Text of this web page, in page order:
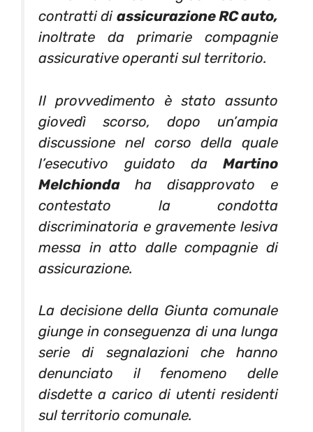
contratti di assicurazione RC auto,
inoltrate da primarie compagnie
assicurative operanti sul territorio.
Il provvedimento è stato assunto
giovedì scorso, dopo un’ampia
discussione nel corso della quale
l’esecutivo guidato da Martino
Melchionda ha disapprovato e
contestato la condotta
discriminatoria e gravemente lesiva
messa in atto dalle compagnie di
assicurazione.
La decisione della Giunta comunale
giunge in conseguenza di una lunga
serie di segnalazioni che hanno
denunciato il fenomeno delle
disdette a carico di utenti residenti
sul territorio comunale.